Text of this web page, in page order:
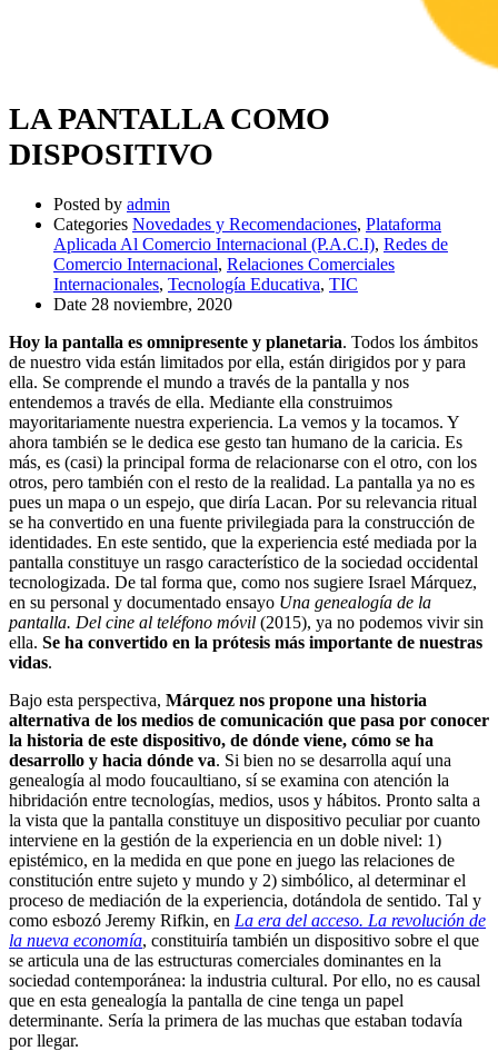
LA PANTALLA COMO
DISPOSITIVO
Posted by admin
Categories Novedades y Recomendaciones, Plataforma
Aplicada Al Comercio Internacional (P.A.C.I), Redes de
Comercio Internacional, Relaciones Comerciales
Internacionales, Tecnología Educativa, TIC
Date 28 noviembre, 2020
Hoy la pantalla es omnipresente y planetaria. Todos los ámbitos
de nuestro vida están limitados por ella, están dirigidos por y para
ella. Se comprende el mundo a través de la pantalla y nos
entendemos a través de ella. Mediante ella construimos
mayoritariamente nuestra experiencia. La vemos y la tocamos. Y
ahora también se le dedica ese gesto tan humano de la caricia. Es
más, es (casi) la principal forma de relacionarse con el otro, con los
otros, pero también con el resto de la realidad. La pantalla ya no es
pues un mapa o un espejo, que diría Lacan. Por su relevancia ritual
se ha convertido en una fuente privilegiada para la construcción de
identidades. En este sentido, que la experiencia esté mediada por la
pantalla constituye un rasgo característico de la sociedad occidental
tecnologizada. De tal forma que, como nos sugiere Israel Márquez,
en su personal y documentado ensayo Una genealogía de la
pantalla. Del cine al teléfono móvil (2015), ya no podemos vivir sin
ella. Se ha convertido en la prótesis más importante de nuestras
vidas.
Bajo esta perspectiva, Márquez nos propone una historia
alternativa de los medios de comunicación que pasa por conocer
la historia de este dispositivo, de dónde viene, cómo se ha
desarrollo y hacia dónde va. Si bien no se desarrolla aquí una
genealogía al modo foucaultiano, sí se examina con atención la
hibridación entre tecnologías, medios, usos y hábitos. Pronto salta a
la vista que la pantalla constituye un dispositivo peculiar por cuanto
interviene en la gestión de la experiencia en un doble nivel: 1)
epistémico, en la medida en que pone en juego las relaciones de
constitución entre sujeto y mundo y 2) simbólico, al determinar el
proceso de mediación de la experiencia, dotándola de sentido. Tal y
como esbozó Jeremy Rifkin, en La era del acceso. La revolución de
la nueva economía, constituiría también un dispositivo sobre el que
se articula una de las estructuras comerciales dominantes en la
sociedad contemporánea: la industria cultural. Por ello, no es causal
que en esta genealogía la pantalla de cine tenga un papel
determinante. Sería la primera de las muchas que estaban todavía
por llegar.